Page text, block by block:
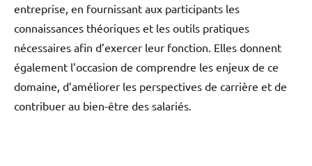
entreprise, en fournissant aux participants les
connaissances théoriques et les outils pratiques
nécessaires afin d’exercer leur fonction. Elles donnent
également l’occasion de comprendre les enjeux de ce
domaine, d’améliorer les perspectives de carrière et de
contribuer au bien-être des salariés.